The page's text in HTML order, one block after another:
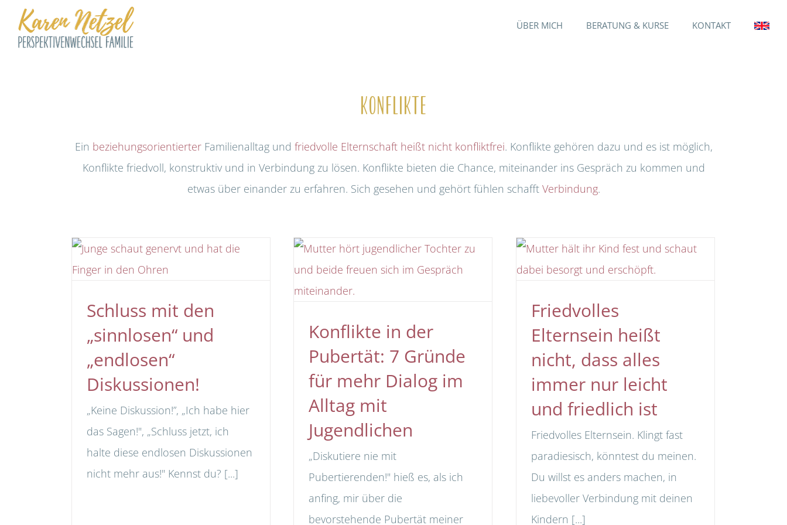
Inhalt
springen
ÜBER MICH BERATUNG & KURSE KONTAKT
Konflikte
Ein beziehungsorientierterFamilienalltag und friedvolle Elternschaft heißt nicht konfliktfrei. Konflikte gehören dazu und es ist möglich,
Konflikte friedvoll, konstruktiv und in Verbindung zu lösen. Konflikte bieten die Chance, miteinander ins Gespräch zu kommen und
etwas über einander zu erfahren. Sich gesehen und gehört fühlen schafft Verbindung.
Schluss mit den
„sinnlosen“ und
„endlosen“
Diskussionen!
„Keine Diskussion!”, „Ich habe hier
das Sagen!", „Schluss jetzt, ich
halte diese endlosen Diskussionen
nicht mehr aus!" Kennst du? [...]
Konflikte in der
Pubertät: 7 Gründe
für mehr Dialog im
Alltag mit
Jugendlichen
„Diskutiere nie mit
Pubertierenden!" hieß es, als ich
anfing, mir über die
bevorstehende Pubertät meiner
Friedvolles
Elternsein heißt
nicht, dass alles
immer nur leicht
und friedlich ist
Friedvolles Elternsein. Klingt fast
paradiesisch, könntest du meinen.
Du willst es anders machen, in
liebevoller Verbindung mit deinen
Kindern [...]